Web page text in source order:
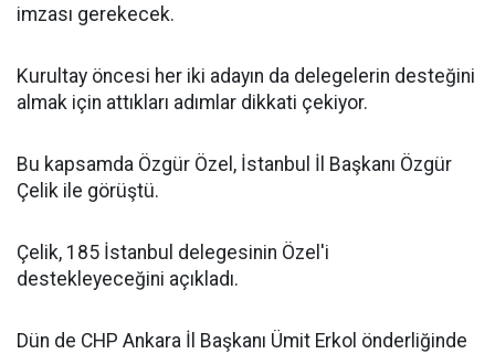
imzası gerekecek.
Kurultay öncesi her iki adayın da delegelerin desteğini
almak için attıkları adımlar dikkati çekiyor.
Bu kapsamda Özgür Özel, İstanbul İl Başkanı Özgür
Çelik ile görüştü.
Çelik, 185 İstanbul delegesinin Özel'i
destekleyeceğini açıkladı.
Dün de CHP Ankara İl Başkanı Ümit Erkol önderliğinde